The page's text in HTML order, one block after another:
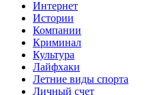
Интернет
Истории
Компании
Криминал
Культура
Лайфхаки
Летние виды спорта
Личный счет